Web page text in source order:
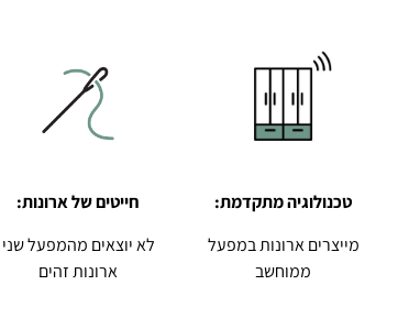
טכנולוגיה מתקדמת:
מייצרים ארונות במפעל
ממוחשב
חייטים של ארונות:
לא יוצאים מהמפעל שני
ארונות זהים